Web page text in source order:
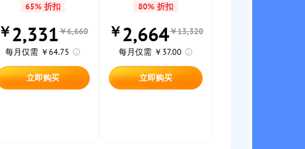
65% 折扣
￥2,331￥6,660
每月仅需 ￥64.75
立即购买
80% 折扣
￥2,664￥13,320
每月仅需 ￥37.00
立即购买